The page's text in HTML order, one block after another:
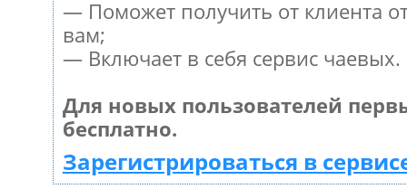
— Поможет получить от клиента
вам;
— Включает в себя сервис чаевых.
Для новых пользователей
бесплатно.
Зарегистрироваться в